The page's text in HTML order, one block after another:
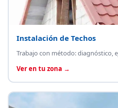
Instalación de Techos
Trabajo con método: diagnóstico,
Ver en tu zona →